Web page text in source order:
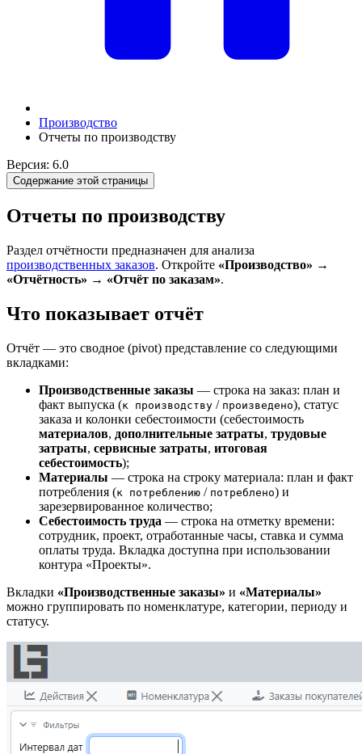
Производство
Отчеты по производству
Версия: 6.0
Содержание этой страницы
Отчеты по производству
Раздел отчётности предназначен для анализа
производственных заказов. Откройте «Производство» →
«Отчётность» → «Отчёт по заказам».
Что показывает отчёт
Отчёт — это сводное (pivot) представление со следующими
вкладками:
Производственные заказы — строка на заказ: план и
факт выпуска (к производству / произведено), статус
заказа и колонки себестоимости (себестоимость
материалов, дополнительные затраты, трудовые
затраты, сервисные затраты, итоговая
себестоимость);
Материалы — строка на строку материала: план и факт
потребления (к потреблению / потреблено) и
зарезервированное количество;
Себестоимость труда — строка на отметку времени:
сотрудник, проект, отработанные часы, ставка и сумма
оплаты труда. Вкладка доступна при использовании
контура «Проекты».
Вкладки «Производственные заказы» и «Материалы»
можно группировать по номенклатуре, категории, периоду и
статусу.